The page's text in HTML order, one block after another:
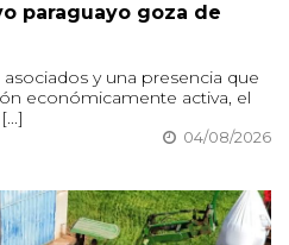
paraguayo goza de
y una presencia que
económicamente activa, el
04/08/2026